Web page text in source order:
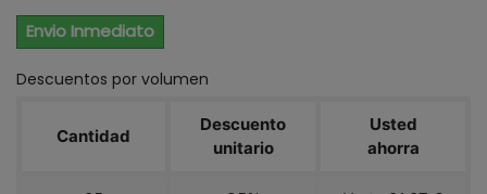
Envio Inmediato
Descuentos por volumen
Cantidad
Descuento
unitario
Usted
ahorra